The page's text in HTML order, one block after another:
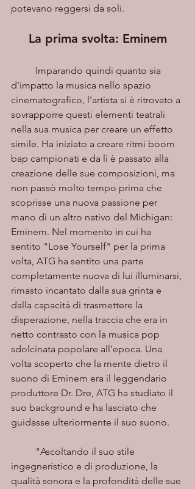
potevano reggersi da soli.
La prima svolta: Eminem
d'impatto la musica nello spazio
cinematografico, l'artista si è ritrovato a
sovrapporre questi elementi teatrali
nella sua musica per creare un effetto
simile. Ha iniziato a creare ritmi boom
bap campionati e da lì è passato alla
creazione delle sue composizioni, ma
non passò molto tempo prima che
scoprisse una nuova passione per
mano di un altro nativo del Michigan:
Eminem. Nel momento in cui ha
sentito "Lose Yourself" per la prima
volta, ATG ha sentito una parte
completamente nuova di lui illuminarsi,
rimasto incantato dalla sua grinta e
dalla capacità di trasmettere la
disperazione, nella traccia che era in
netto contrasto con la musica pop
sdolcinata popolare all'epoca. Una
volta scoperto che la mente dietro il
suono di Eminem era il leggendario
produttore Dr. Dre, ATG ha studiato il
suo background e ha lasciato che
guidasse ulteriormente il suo suono.
ingegneristico e di produzione, la
qualità sonora e la profondità delle sue